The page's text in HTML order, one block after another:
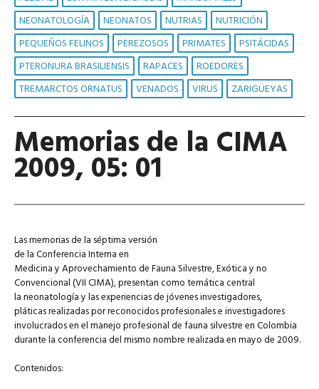
NEONATOLOGÍA
NEONATOS NUTRIAS
NUTRICIÓN
PEQUEÑOS FELINOS
PEREZOSOS PRIMATES
PSITÁCIDAS
PTERONURA BRASILIENSIS
RAPACES
ROEDORES
TREMARCTOS ORNATUS
VENADOS VIRUS ZARIGÜEYAS
Memorias de la CIMA
2009, 05: 01
Las memorias de la séptima versión
de la Conferencia Interna en
Medicina y Aprovechamiento de Fauna Silvestre, Exótica y no
Convencional (VII CIMA), presentan como temática central
la neonatología y las experiencias de jóvenes investigadores,
pláticas realizadas por reconocidos profesionales e investigadores
involucrados en el manejo profesional de fauna silvestre en Colombia
durante la conferencia del mismo nombre realizada en mayo de 2009.
Contenidos: